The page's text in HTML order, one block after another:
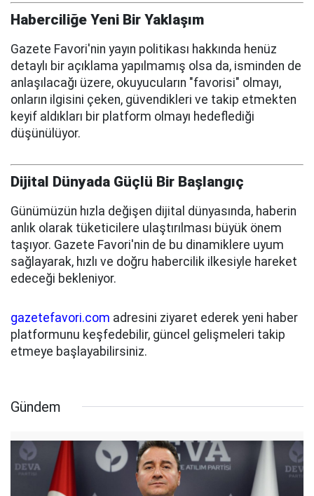
Haberciliğe Yeni Bir Yaklaşım
Gazete Favori'nin yayın politikası hakkında henüz
detaylı bir açıklama yapılmamış olsa da, isminden de
anlaşılacağı üzere, okuyucuların "favorisi" olmayı,
onların ilgisini çeken, güvendikleri ve takip etmekten
keyif aldıkları bir platform olmayı hedeflediği
düşünülüyor.
Dijital Dünyada Güçlü Bir Başlangıç
Günümüzün hızla değişen dijital dünyasında, haberin
anlık olarak tüketicilere ulaştırılması büyük önem
taşıyor. Gazete Favori'nin de bu dinamiklere uyum
sağlayarak, hızlı ve doğru habercilik ilkesiyle hareket
edeceği bekleniyor.
gazetefavori.com adresini ziyaret ederek yeni haber
platformunu keşfedebilir, güncel gelişmeleri takip
etmeye başlayabilirsiniz.
Gündem